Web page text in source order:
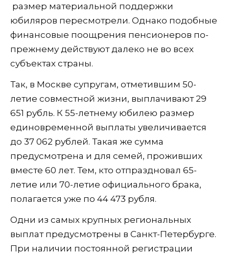
размер материальной поддержки
юбиляров пересмотрели. Однако подобные
финансовые поощрения пенсионеров по-
прежнему действуют далеко не во всех
субъектах страны.
Так, в Москве супругам, отметившим 50-
летие совместной жизни, выплачивают 29
651 рубль. К 55-летнему юбилею размер
единовременной выплаты увеличивается
до 37 062 рублей. Такая же сумма
предусмотрена и для семей, проживших
вместе 60 лет. Тем, кто отпраздновал 65-
летие или 70-летие официального брака,
полагается уже по 44 473 рубля.
Одни из самых крупных региональных
выплат предусмотрены в Санкт-Петербурге.
При наличии постоянной регистрации